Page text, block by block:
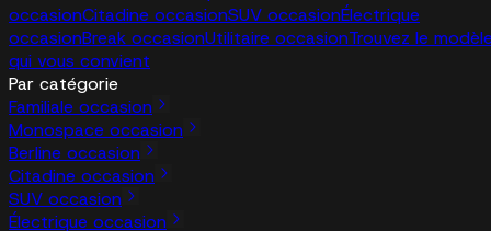
occasionCitadine occasionSUV occasionÉlectrique
occasionBreak occasionUtilitaire occasionTrouvez le
qui vous convient
Par catégorie
Familiale occasion
Monospace occasion
Berline occasion
Citadine occasion
SUV occasion
Électrique occasion